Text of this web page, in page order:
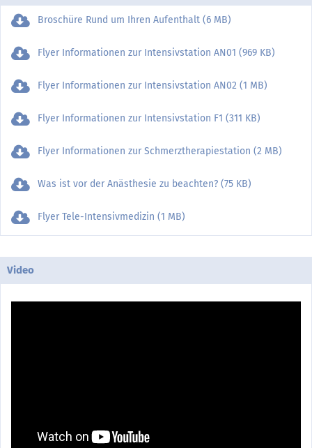
Broschüre Rund um Ihren Aufenthalt (6 MB)
Flyer Informationen zur Intensivstation AN01 (969 KB)
Flyer Informationen zur Intensivstation AN02 (1 MB)
Flyer Informationen zur Intensivstation F1 (311 KB)
Flyer Informationen zur Schmerztherapiestation (2 MB)
Was ist vor der Anästhesie zu beachten? (75 KB)
Flyer Tele-Intensivmedizin (1 MB)
Video